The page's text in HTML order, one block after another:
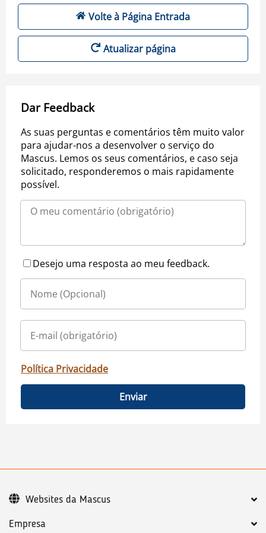
Volte à Página Entrada
Atualizar página
Dar Feedback
As suas perguntas e comentários têm muito valor
para ajudar-nos a desenvolver o serviço do
Mascus. Lemos os seus comentários, e caso seja
solicitado, responderemos o mais rapidamente
possível.
Desejo uma resposta ao meu feedback.
Política Privacidade
Enviar
Empresa
Websites da Mascus